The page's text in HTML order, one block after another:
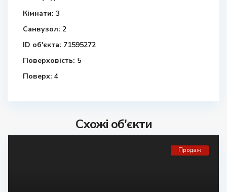
Кімнати: 3
Санвузол: 2
ID об'єкта: 71595272
Поверховість: 5
Поверх: 4
Схожі об'єкти
Продаж